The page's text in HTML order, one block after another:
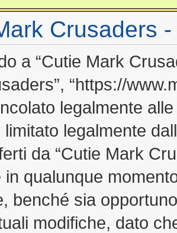
Crusaders
a “Cutie Mark
“https://
legalmente
legalmente
da “Cutie Mark
in qualunque
benché sia
modifiche, dato